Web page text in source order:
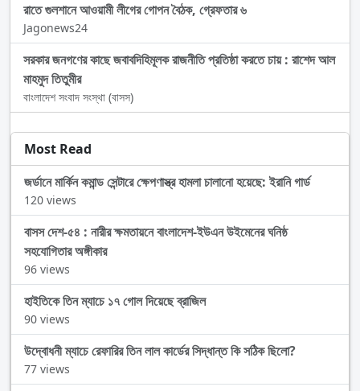
রাতে গুলশানে আওয়ামী লীগের গোপন বৈঠক, গ্রেফতার ৬
Jagonews24
সরকার জনগণের কাছে জবাবদিহিমূলক রাজনীতি প্রতিষ্ঠা করতে চায় : রাশেদ আল
মাহমুদ তিতুমীর
বাংলাদেশ সংবাদ সংস্থা (বাসস)
Most Read
জর্ডানে মার্কিন কমান্ড সেন্টারে ক্ষেপণাস্ত্র হামলা চালানো হয়েছে: ইরানি গার্ড
120 views
বাসস দেশ-৫৪ : নারীর ক্ষমতায়নে বাংলাদেশ-ইউএন উইমেনের ঘনিষ্ঠ
সহযোগিতার অঙ্গীকার
96 views
হাইতিকে তিন ম্যাচে ১৭ গোল দিয়েছে ব্রাজিল
90 views
উদ্বোধনী ম্যাচে রেফারির তিন লাল কার্ডের সিদ্ধান্ত কি সঠিক ছিলো?
77 views